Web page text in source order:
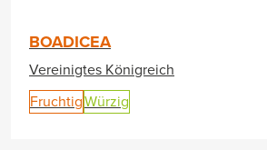
BOADICEA
Vereinigtes Königreich
FruchtigWürzig